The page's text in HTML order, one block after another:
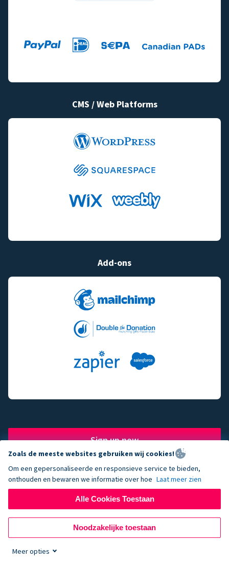
CMS / Web Platforms
Add-ons
Sign up now
The fundraising engine of
choice for successful
Zoals de meeste websites gebruiken wij cookies!
Om een gepersonaliseerde en responsieve service te bieden,
onthouden en bewaren we informatie over hoe Laat meer zien
Alle Cookies Toestaan
Noodzakelijke toestaan
Meer opties